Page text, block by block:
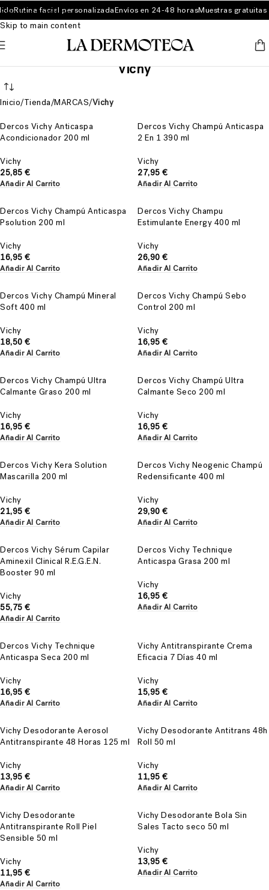
Skip to navigation
Skip to main content
Rutina facial personalizadaEnvíos en 24-48 horasMuestras gratuitas
Vichy
Inicio/Tienda/MARCAS/Vichy
Dercos Vichy Anticaspa
Acondicionador 200 ml
Vichy
25,85 €
Añadir Al Carrito
Dercos Vichy Champú Anticaspa
2 En 1 390 ml
Vichy
27,95 €
Añadir Al Carrito
Dercos Vichy Champú Anticaspa
Psolution 200 ml
Vichy
16,95 €
Añadir Al Carrito
Dercos Vichy Champu
Estimulante Energy 400 ml
Vichy
26,90 €
Añadir Al Carrito
Dercos Vichy Champú Mineral
Soft 400 ml
Vichy
18,50 €
Añadir Al Carrito
Dercos Vichy Champú Sebo
Control 200 ml
Vichy
16,95 €
Añadir Al Carrito
Dercos Vichy Champú Ultra
Calmante Graso 200 ml
Vichy
16,95 €
Añadir Al Carrito
Dercos Vichy Champú Ultra
Calmante Seco 200 ml
Vichy
16,95 €
Añadir Al Carrito
Dercos Vichy Kera Solution
Mascarilla 200 ml
Vichy
21,95 €
Añadir Al Carrito
Dercos Vichy Neogenic Champú
Redensificante 400 ml
Vichy
29,90 €
Añadir Al Carrito
Dercos Vichy Sérum Capilar
Aminexil Clinical R.E.G.E.N.
Booster 90 ml
Vichy
55,75 €
Añadir Al Carrito
Dercos Vichy Technique
Anticaspa Grasa 200 ml
Vichy
16,95 €
Añadir Al Carrito
Dercos Vichy Technique
Anticaspa Seca 200 ml
Vichy
16,95 €
Añadir Al Carrito
Vichy Antitranspirante Crema
Eficacia 7 Días 40 ml
Vichy
15,95 €
Añadir Al Carrito
Vichy Desodorante Aerosol
Antitranspirante 48 Horas 125 ml
Vichy
13,95 €
Añadir Al Carrito
Vichy Desodorante Antitrans 48h
Roll 50 ml
Vichy
11,95 €
Añadir Al Carrito
Vichy Desodorante
Antitranspirante Roll Piel
Sensible 50 ml
Vichy
11,95 €
Añadir Al Carrito
Vichy Desodorante Bola Sin
Sales Tacto seco 50 ml
Vichy
13,95 €
Añadir Al Carrito